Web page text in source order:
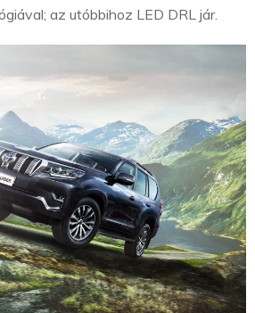
az utóbbihoz LED DRL jár.